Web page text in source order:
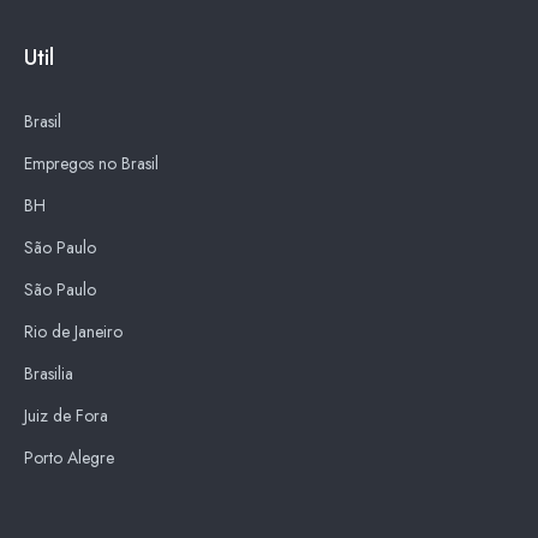
Util
Brasil
Empregos no Brasil
BH
São Paulo
São Paulo
Rio de Janeiro
Brasilia
Juiz de Fora
Porto Alegre